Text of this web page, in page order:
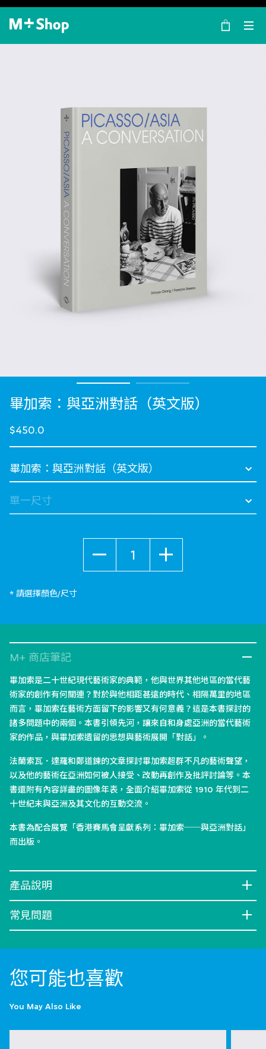
×
M+ Shop
畢加索：與亞洲對話（英文版）
$450.0
選擇 語言
* 請選擇顏色/尺寸
M+ 商店筆記
畢加索是二十世紀現代藝術家的典範，他與世界其他地區的當代藝
術家的創作有何關連？對於與他相距甚遠的時代、相隔萬里的地區
而言，畢加索在藝術方面留下的影響又有何意義？這是本書探討的
諸多問題中的兩個。本書引領先河，讓來自和身處亞洲的當代藝術
家的作品，與畢加索遺留的思想與藝術展開「對話」。
法蘭索瓦．達羅和鄭道鍊的文章探討畢加索超群不凡的藝術聲望，
以及他的藝術在亞洲如何被人接受、改動再創作及批評討論等。本
書還附有內容詳盡的圖像年表，全面介紹畢加索從 1910 年代到二
十世紀末與亞洲及其文化的互動交流。
本書為配合展覽「香港賽馬會呈獻系列：畢加索──與亞洲對話」
而出版。
產品說明
常見問題
您可能也喜歡
You May Also Like